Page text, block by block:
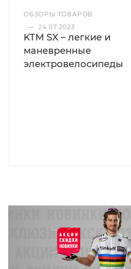
ОБЗОРЫ ТОВАРОВ
— 24.07.2023
KTM SX – легкие и
маневренные
электровелосипеды